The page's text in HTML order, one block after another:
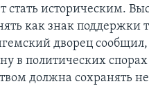
стать историческим.
как знак поддержки
дворец сообщил,
в политических спорах
должна сохранять